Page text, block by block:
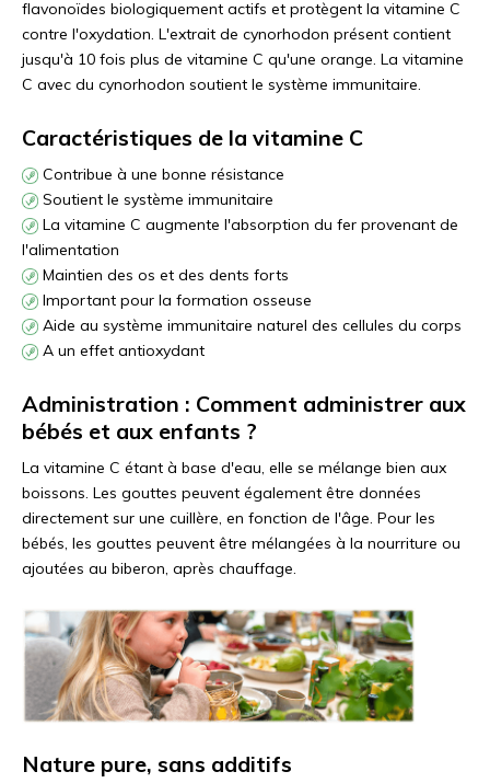
flavonoïdes biologiquement actifs et protègent la vitamine C
contre l'oxydation. L'extrait de cynorhodon présent contient
jusqu'à 10 fois plus de vitamine C qu'une orange. La vitamine
C avec du cynorhodon soutient le système immunitaire.
Caractéristiques de la vitamine C
Contribue à une bonne résistance
Soutient le système immunitaire
La vitamine C augmente l'absorption du fer provenant de
l'alimentation
Maintien des os et des dents forts
Important pour la formation osseuse
Aide au système immunitaire naturel des cellules du corps
A un effet antioxydant
Administration : Comment administrer aux
bébés et aux enfants ?
La vitamine C étant à base d'eau, elle se mélange bien aux
boissons. Les gouttes peuvent également être données
directement sur une cuillère, en fonction de l'âge. Pour les
bébés, les gouttes peuvent être mélangées à la nourriture ou
ajoutées au biberon, après chauffage.
Nature pure, sans additifs